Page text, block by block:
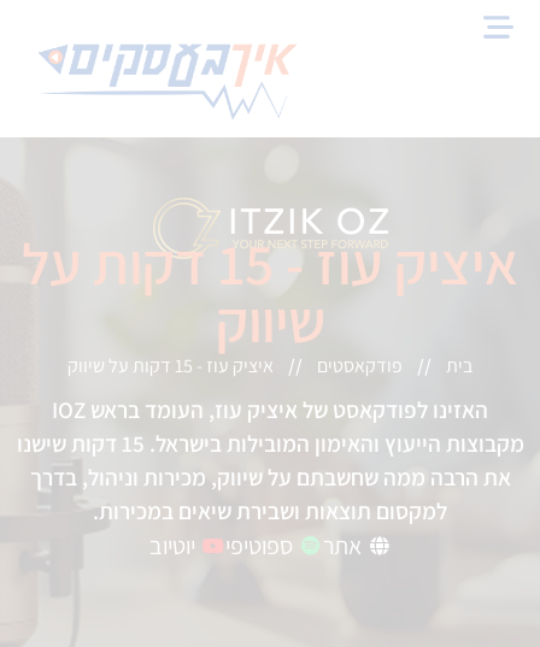
איציק עוז - 15 דקות על
שיווק
בית // פודקאסטים // איציק עוז - 15 דקות על שיווק
האזינו לפודקאסט של איציק עוז, העומד בראש IOZ
מקבוצות הייעוץ והאימון המובילות בישראל. 15 דקות שישנו
את הרבה ממה שחשבתם על שיווק, מכירות וניהול, בדרך
למקסום תוצאות ושבירת שיאים במכירות.
אתר
ספוטיפי יוטיוב